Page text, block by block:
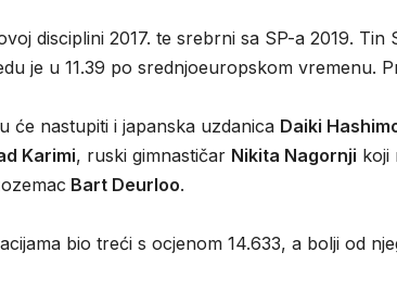
disciplini 2017. te srebrni sa SP-a 2019.
je u 11.39 po srednjoeuropskom vremenu.
će nastupiti i japanska uzdanica Daiki
Karimi, ruski gimnastičar Nikita Nagornji koji
Bart Deurloo.
bio treći s ocjenom 14.633, a bolji od